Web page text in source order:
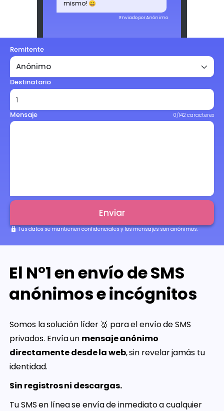
Remitente
Destinatario
Mensaje 0/142 caracteres
Enviar
Tus datos se mantienen confidenciales y los mensajes son anónimos.
mismo! 😀
Enviado por Anónimo
El N°1 en envío de SMS
anónimos e incógnitos
Somos la solución líder 🥇 para el envío de SMS
privados. Envía un mensaje anónimo
directamente desde la web, sin revelar jamás tu
identidad.
Sin registros ni descargas.
Tu SMS en línea se envía de inmediato a cualquier